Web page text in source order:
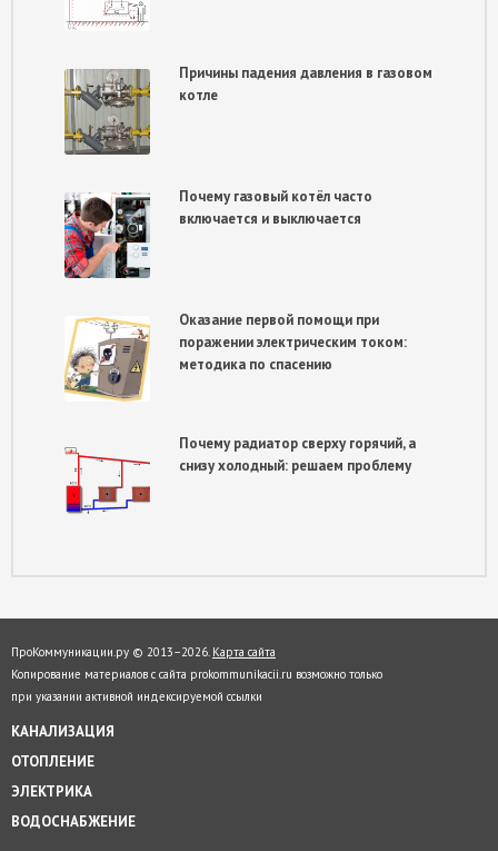
Причины падения давления в газовом
котле
Почему газовый котёл часто
включается и выключается
Оказание первой помощи при
поражении электрическим током:
методика по спасению
Почему радиатор сверху горячий, а
снизу холодный: решаем проблему
ПроКоммуникации.ру © 2013–2026. Карта сайта
Копирование материалов с сайта prokommunikacii.ru возможно только
при указании активной индексируемой ссылки
КАНАЛИЗАЦИЯ
ОТОПЛЕНИЕ
ЭЛЕКТРИКА
ВОДОСНАБЖЕНИЕ